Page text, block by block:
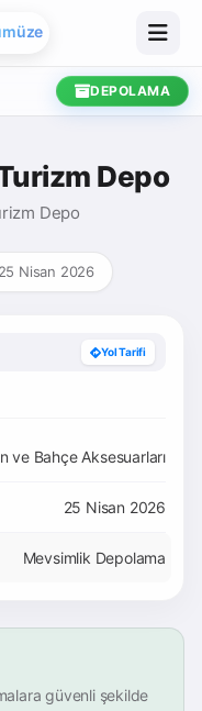
DEPOLAMA
Depo
Depo
Nisan 2026
Yol Tarifi
ve Bahçe Aksesuarları
25 Nisan 2026
Mevsimlik Depolama
güvenli şekilde